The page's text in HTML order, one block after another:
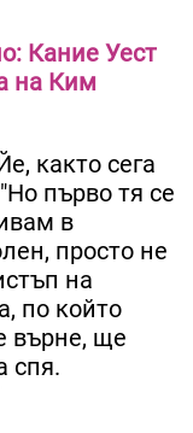
Кание Уест
на Ким
както сега
първо тя се
в
просто не
на
по който
върне, ще
спя.